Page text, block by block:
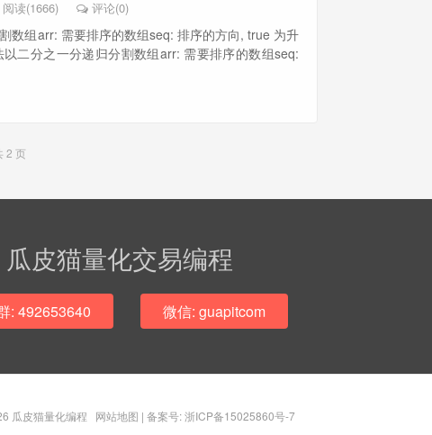
阅读(1666) 评论(0)
数组arr: 需要排序的数组seq: 排序的方向, true 为升
二分之一分递归分割数组arr: 需要排序的数组seq:
2 页
瓜皮猫量化交易编程
: 492653640 微信: guapitcom
瓜皮猫量化编程 网站地图 | 备案号: 浙ICP备15025860号-7